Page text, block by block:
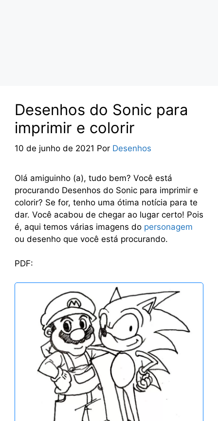
Desenhos do Sonic para
imprimir e colorir
10 de junho de 2021 Por Desenhos
Olá amiguinho (a), tudo bem? Você está
procurando Desenhos do Sonic para imprimir e
colorir? Se for, tenho uma ótima notícia para te
dar. Você acabou de chegar ao lugar certo! Pois
é, aqui temos várias imagens do personagem
ou desenho que você está procurando.
PDF: